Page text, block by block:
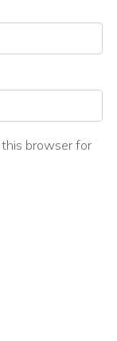
this browser for